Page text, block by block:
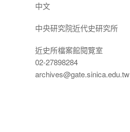
中文
中央研究院近代史研究所
近史所檔案館閱覽室
02-27898284
archives@gate.sinica.edu.tw